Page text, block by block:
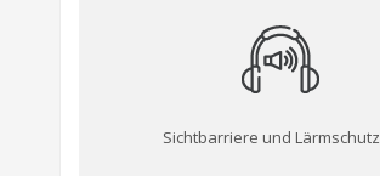
Sichtbarriere und Lärmschutz